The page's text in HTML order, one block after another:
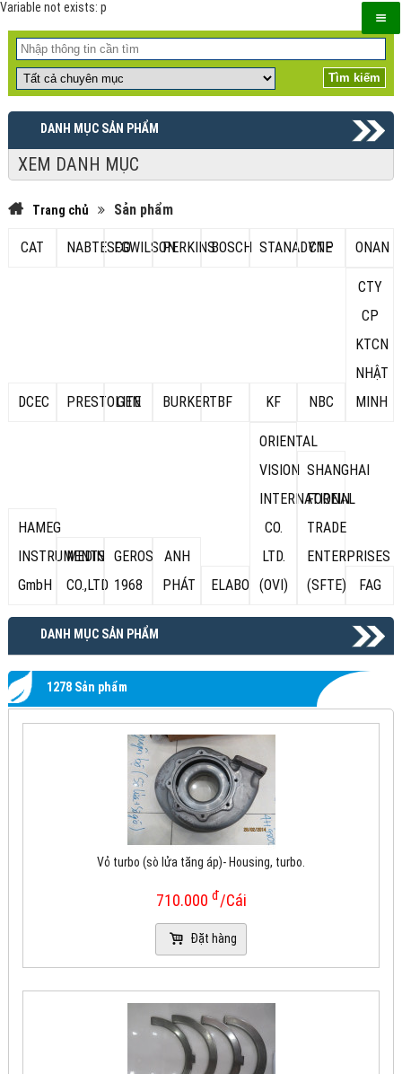
Variable not exists: p
DANH MỤC SẢN PHẨM
XEM DANH MỤC
Trang chủ Sản phẩm
CAT NABTESCOFGWILSONPERKINSBOSCH STANADYNE
CTP ONAN
DCEC PRESTOLITE
GEN BURKERTBF KF NBC
CTY
CP
KTCN
NHẬT
MINH
HAMEG
INSTRUMENTS
GmbH
MEDIN
CO.,LTD
GEROS
1968
ANH
PHÁT
ELABO
ORIENTAL
VISION
INTERNATIONAL
CO.
LTD.
(OVI)
SHANGHAI
FOREIN
TRADE
ENTERPRISES
(SFTE)
FAG
DANH MỤC SẢN PHẨM
1278 Sản phẩm
Vỏ turbo (sò lửa tăng áp)- Housing, turbo.
710.000 đ/Cái
Đặt hàng